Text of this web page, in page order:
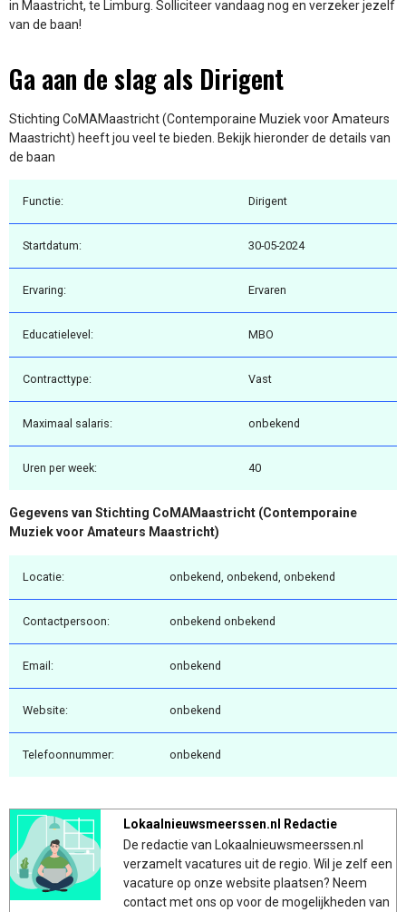
in Maastricht, te Limburg. Solliciteer vandaag nog en verzeker jezelf
van de baan!
Ga aan de slag als Dirigent
Stichting CoMAMaastricht (Contemporaine Muziek voor Amateurs
Maastricht) heeft jou veel te bieden. Bekijk hieronder de details van
de baan
Functie: Dirigent
Startdatum: 30-05-2024
Ervaring: Ervaren
Educatielevel: MBO
Contracttype: Vast
Maximaal salaris: onbekend
Uren per week: 40
Gegevens van Stichting CoMAMaastricht (Contemporaine
Muziek voor Amateurs Maastricht)
Locatie: onbekend, onbekend, onbekend
Contactpersoon: onbekend onbekend
Email: onbekend
Website: onbekend
Telefoonnummer: onbekend
Lokaalnieuwsmeerssen.nl Redactie
De redactie van Lokaalnieuwsmeerssen.nl
verzamelt vacatures uit de regio. Wil je zelf een
vacature op onze website plaatsen? Neem
contact met ons op voor de mogelijkheden van